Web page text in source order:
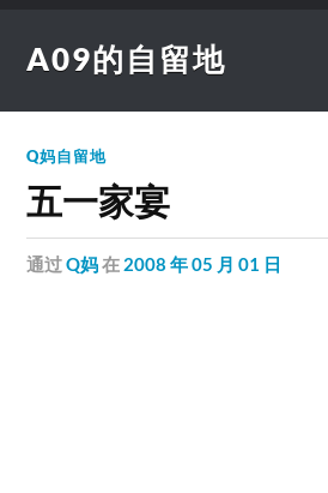
A09的自留地
Q妈自留地
五一家宴
通过Q妈在 2008 年 05 月 01 日